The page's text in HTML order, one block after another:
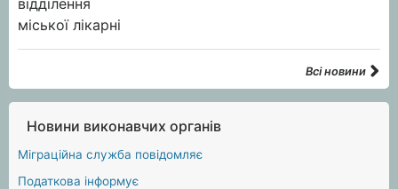
Всі новини
Новини виконавчих органів
Міграційна служба повідомляє
Податкова інформує